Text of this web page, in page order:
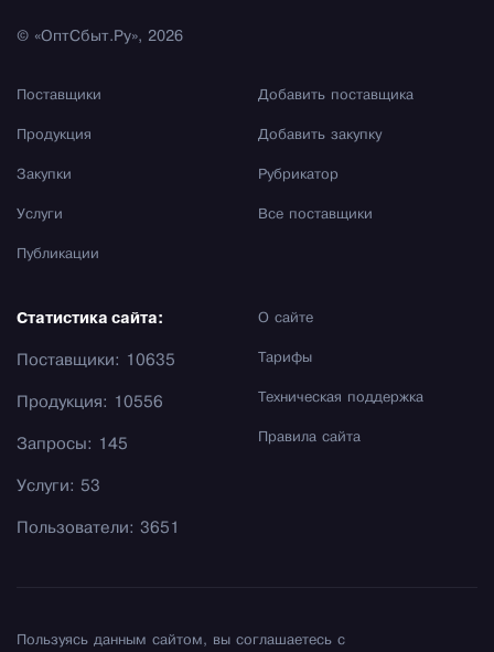
© «ОптСбыт.Ру», 2026
Поставщики
Продукция
Закупки
Услуги
Публикации
Добавить поставщика
Добавить закупку
Рубрикатор
Все поставщики
О сайте
Тарифы
Техническая поддержка
Правила сайта
Статистика сайта:
Поставщики: 10635
Продукция: 10556
Запросы: 145
Услуги: 53
Пользователи: 3651
Пользуясь данным сайтом, вы соглашаетесь с